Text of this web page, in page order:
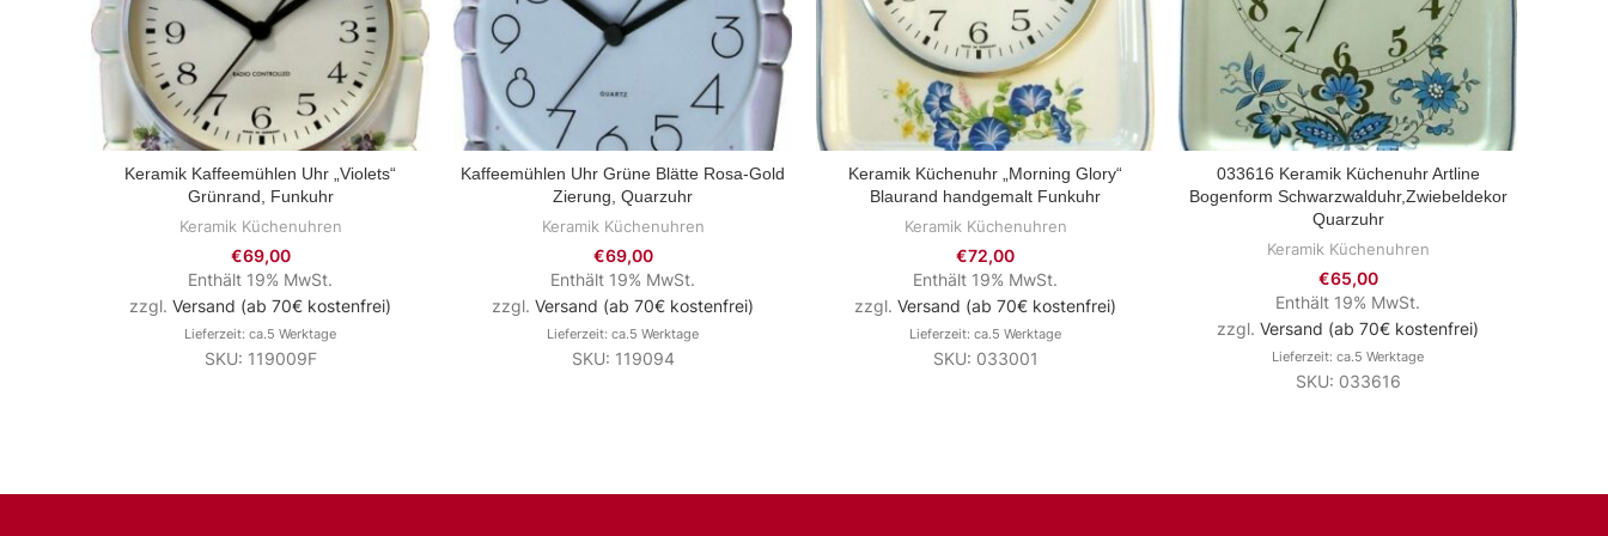
ZUM PRODUKT
Keramik Kaffeemühlen Uhr „Violets“
Grünrand, Funkuhr
Keramik Küchenuhren
€69,00
Enthält 19% MwSt.
zzgl. Versand (ab 70€ kostenfrei)
Lieferzeit: ca.5 Werktage
SKU: 119009F
ZUM PRODUKT
Kaffeemühlen Uhr Grüne Blätte Rosa-Gold
Zierung, Quarzuhr
Keramik Küchenuhren
€69,00
Enthält 19% MwSt.
zzgl. Versand (ab 70€ kostenfrei)
Lieferzeit: ca.5 Werktage
SKU: 119094
ZUM PRODUKT
Keramik Küchenuhr „Morning Glory“
Blaurand handgemalt Funkuhr
Keramik Küchenuhren
€72,00
Enthält 19% MwSt.
zzgl. Versand (ab 70€ kostenfrei)
Lieferzeit: ca.5 Werktage
SKU: 033001
ZUM PRODUKT
033616 Keramik Küchenuhr Artline
Bogenform Schwarzwalduhr,Zwiebeldekor
Quarzuhr
Keramik Küchenuhren
€65,00
Enthält 19% MwSt.
zzgl. Versand (ab 70€ kostenfrei)
Lieferzeit: ca.5 Werktage
SKU: 033616